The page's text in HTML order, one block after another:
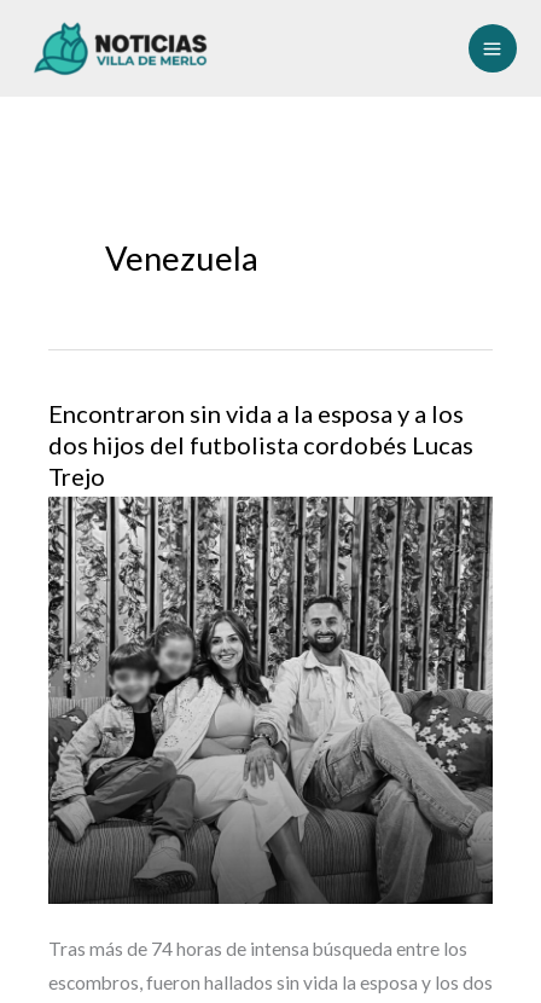
Venezuela
Encontraron sin vida a la esposa y a los
dos hijos del futbolista cordobés Lucas
Trejo
Tras más de 74 horas de intensa búsqueda entre los
escombros, fueron hallados sin vida la esposa y los dos